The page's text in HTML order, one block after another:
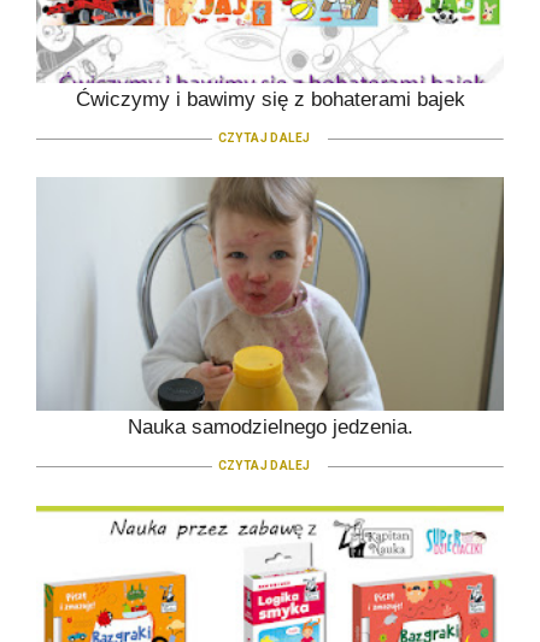
Ćwiczymy i bawimy się z bohaterami bajek
CZYTAJ DALEJ
Nauka samodzielnego jedzenia.
CZYTAJ DALEJ